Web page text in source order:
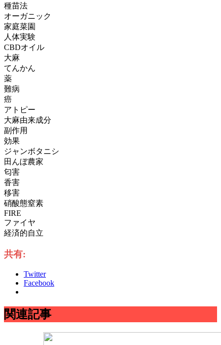
種苗法
オーガニック
家庭菜園
人体実験
CBDオイル
大麻
てんかん
薬
難病
癌
アトピー
大麻由来成分
副作用
効果
ジャンボタニシ
田んぼ農家
匂害
香害
移害
硝酸態窒素
FIRE
ファイヤ
経済的自立
共有:
Twitter
Facebook
関連記事